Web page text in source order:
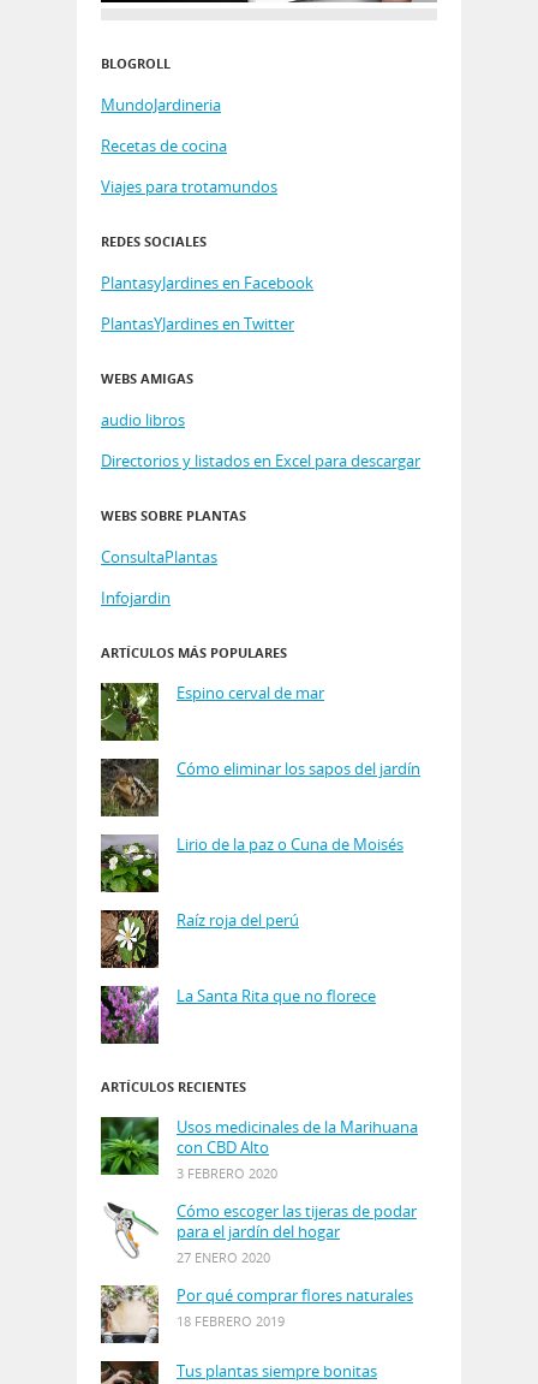
BLOGROLL
MundoJardineria
Recetas de cocina
Viajes para trotamundos
REDES SOCIALES
PlantasyJardines en Facebook
PlantasYJardines en Twitter
WEBS AMIGAS
audio libros
Directorios y listados en Excel para descargar
WEBS SOBRE PLANTAS
ConsultaPlantas
Infojardin
ARTÍCULOS MÁS POPULARES
Espino cerval de mar
Cómo eliminar los sapos del jardín
Lirio de la paz o Cuna de Moisés
Raíz roja del perú
La Santa Rita que no florece
ARTÍCULOS RECIENTES
Usos medicinales de la Marihuana
con CBD Alto
3 FEBRERO 2020
Cómo escoger las tijeras de podar
para el jardín del hogar
27 ENERO 2020
Por qué comprar flores naturales
18 FEBRERO 2019
Tus plantas siempre bonitas